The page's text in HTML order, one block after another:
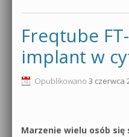
Freqtube
implant w
Opublikowano 3 czerwca
Marzenie wielu osób się